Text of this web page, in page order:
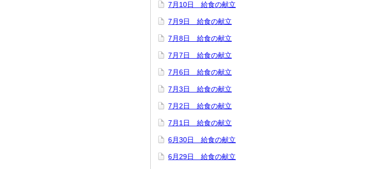
7月10日 給食の献立
7月9日 給食の献立
7月8日 給食の献立
7月7日 給食の献立
7月6日 給食の献立
7月3日 給食の献立
7月2日 給食の献立
7月1日 給食の献立
6月30日 給食の献立
6月29日 給食の献立